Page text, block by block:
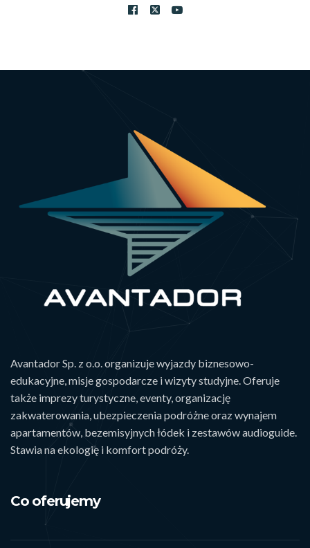
Avantador Sp. z o.o. organizuje wyjazdy biznesowo-
edukacyjne, misje gospodarcze i wizyty studyjne. Oferuje
także imprezy turystyczne, eventy, organizację
zakwaterowania, ubezpieczenia podróżne oraz wynajem
apartamentów, bezemisyjnych łódek i zestawów audioguide.
Stawia na ekologię i komfort podróży.
Co oferujemy